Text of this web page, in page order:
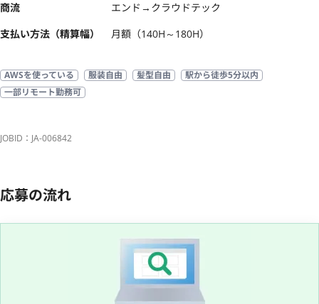
商流
エンド→クラウドテック
支払い方法（精算幅）
月額（140H～180H）
AWSを使っている 服装自由 髪型自由
駅から徒歩5分以内
一部リモート勤務可
JOBID：JA-006842
応募の流れ